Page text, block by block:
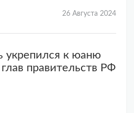
26 Августа 2024
укрепился к юаню
правительств РФ